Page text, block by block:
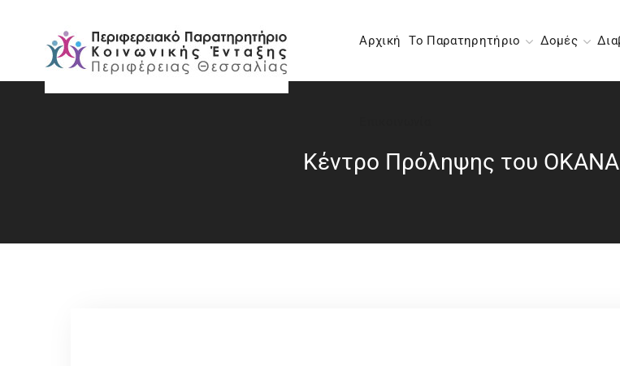
Αρχική Το Παρατηρητήριο Δομές
Κέντρο Πρόληψης του ΟΚΑΝΑ